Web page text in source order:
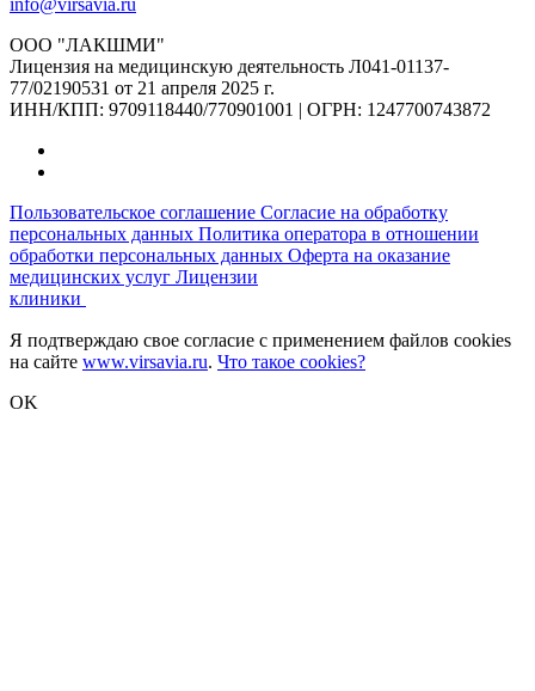
ООО "ЛАКШМИ"
Лицензия на медицинскую деятельность Л041-01137-
77/02190531 от 21 апреля 2025 г.
ИНН/КПП: 9709118440/770901001 | ОГРН: 1247700743872
Пользовательское соглашение Согласие на обработку
персональных данных Политика оператора в отношении
обработки персональных данных Оферта на оказание
медицинских услуг Лицензии
клиники
Я подтверждаю свое согласие с применением файлов cookies
на сайте www.virsavia.ru. Что такое cookies?
OK